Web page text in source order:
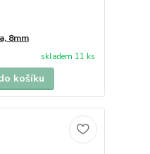
8mm
skladem 11 ks
košíku